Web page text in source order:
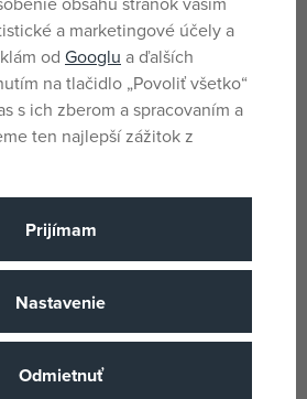
v závislosti od dostupnosti.
Pro kluky
Hot Wheels
Hot Wheels
a marketingové účely a
od Googlu a ďalších
na tlačidlo „Povoliť všetko“
s ich zberom a spracovaním a
ten najlepší zážitok z
Prijímam
Nastavenie
Odmietnuť